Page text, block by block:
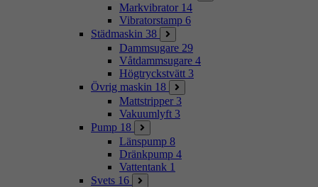
Markvibrator 14
Vibratorstamp 6
Städmaskin 38
Dammsugare 29
Våtdammsugare 4
Högtryckstvätt 3
Övrig maskin 18
Mattstripper 3
Vakuumlyft 3
Pump 18
Länspump 8
Dränkpump 4
Vattentank 1
Svets 16